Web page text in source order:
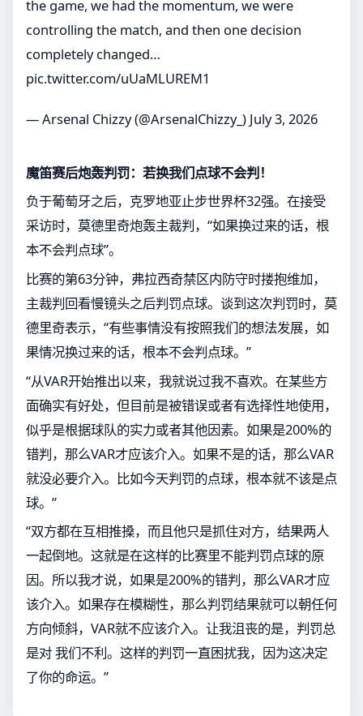
the game, we had the momentum, we were
controlling the match, and then one decision
completely changed…
pic.twitter.com/uUaMLUREM1
— Arsenal Chizzy (@ArsenalChizzy_) July 3, 2026
魔笛赛后炮轰判罚：若换我们点球不会判！
负于葡萄牙之后，克罗地亚止步世界杯32强。在接受
采访时，莫德里奇炮轰主裁判，“如果换过来的话，根
本不会判点球”。
比赛的第63分钟，弗拉西奇禁区内防守时搂抱维加，
主裁判回看慢镜头之后判罚点球。谈到这次判罚时，莫
德里奇表示，“有些事情没有按照我们的想法发展，如
果情况换过来的话，根本不会判点球。”
“从VAR开始推出以来，我就说过我不喜欢。在某些方
面确实有好处，但目前是被错误或者有选择性地使用，
似乎是根据球队的实力或者其他因素。如果是200%的
错判，那么VAR才应该介入。如果不是的话，那么VAR
就没必要介入。比如今天判罚的点球，根本就不该是点
球。”
“双方都在互相推搡，而且他只是抓住对方，结果两人
一起倒地。这就是在这样的比赛里不能判罚点球的原
因。所以我才说，如果是200%的错判，那么VAR才应
该介入。如果存在模糊性，那么判罚结果就可以朝任何
方向倾斜，VAR就不应该介入。让我沮丧的是，判罚总
是对 我们不利。这样的判罚一直困扰我，因为这决定
了你的命运。”